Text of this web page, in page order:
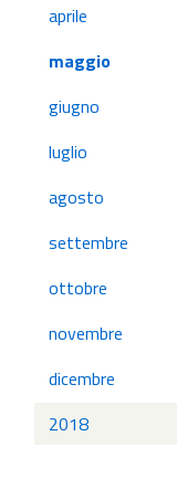
aprile
maggio
giugno
luglio
agosto
settembre
ottobre
novembre
dicembre
2018